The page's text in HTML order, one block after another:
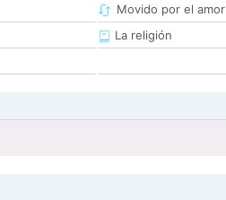
Movido por el amor
La religión